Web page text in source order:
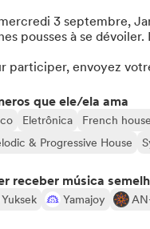
3 septembre,
pousses à se
participer, envoyez
que ele/ela ama
Eletrônica French house
& Progressive House
receber música
Yuksek Yamajoy